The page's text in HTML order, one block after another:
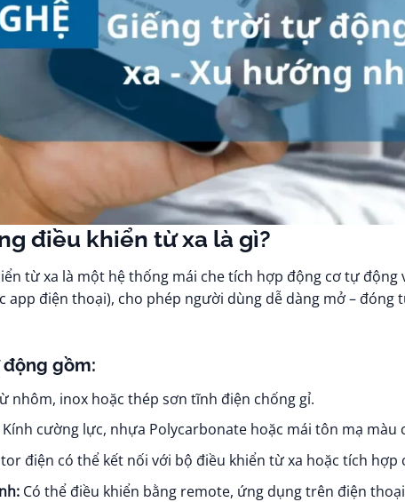
điều khiển từ xa là gì?
từ xa là một hệ thống mái che tích hợp động cơ tự động
app điện thoại), cho phép người dùng dễ dàng mở – đóng
gồm:
nhôm, inox hoặc thép sơn tĩnh điện chống gỉ.
cường lực, nhựa Polycarbonate hoặc mái tôn mạ màu
điện có thể kết nối với bộ điều khiển từ xa hoặc tích hợp
Có thể điều khiển bằng remote, ứng dụng trên điện